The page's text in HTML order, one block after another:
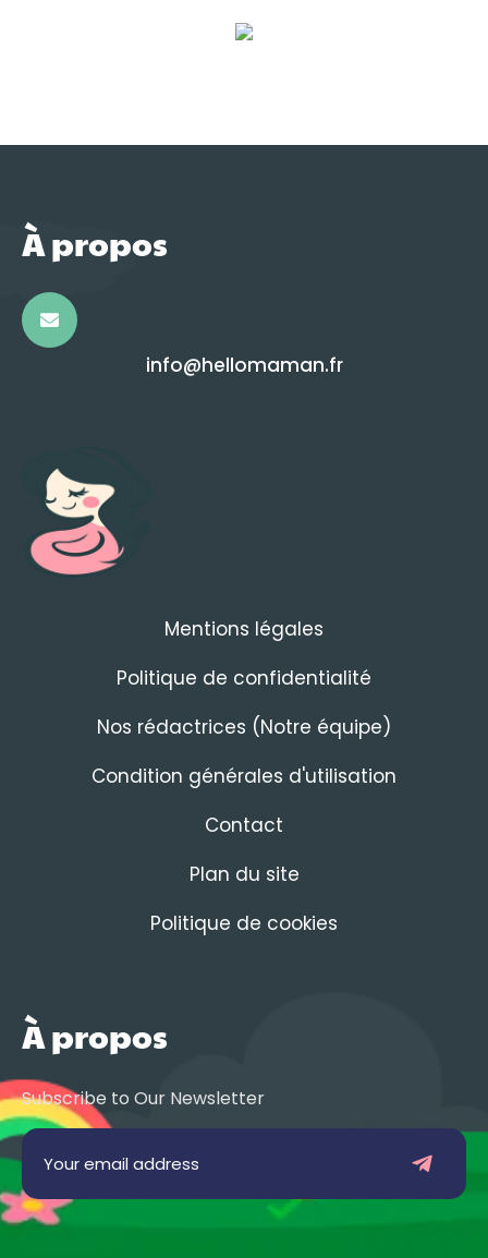
À propos
info@hellomaman.fr
Mentions légales
Politique de confidentialité
Nos rédactrices (Notre équipe)
Condition générales d'utilisation
Contact
Plan du site
Politique de cookies
À propos
Subscribe to Our Newsletter